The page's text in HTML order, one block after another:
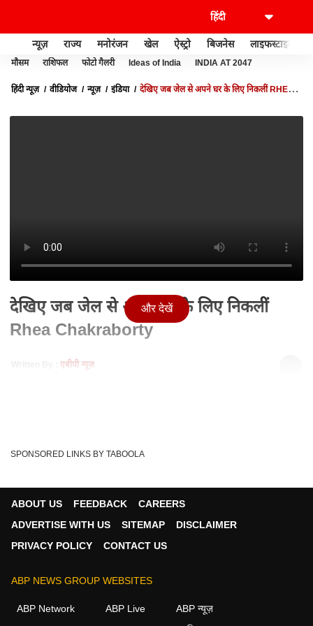
न्यूज़ राज्य मनोरंजन खेल ऐस्ट्रो बिजनेस लाइफस्टाइल
मौसम राशिफल फोटो गैलरी Ideas of India INDIA AT 2047
हिंदी न्यूज़ वीडियोज न्यूज़ इंडिया
देखिए जब जेल से अपने घर के लिए निकलीं RHEA
देखिए जब जेल से अपने घर के लिए निकलीं
Rhea Chakraborty
एबीपी न्यूज़
Sushant Singh Rajput Suicide
और देखें
SPONSORED LINKS BY TABOOLA
ABOUT US FEEDBACK
CAREERS
ADVERTISE WITH US
SITEMAP
DISCLAIMER
PRIVACY POLICY
CONTACT US
ABP NEWS GROUP WEBSITES
ABP Network ABP Live
ABP न्यूज़